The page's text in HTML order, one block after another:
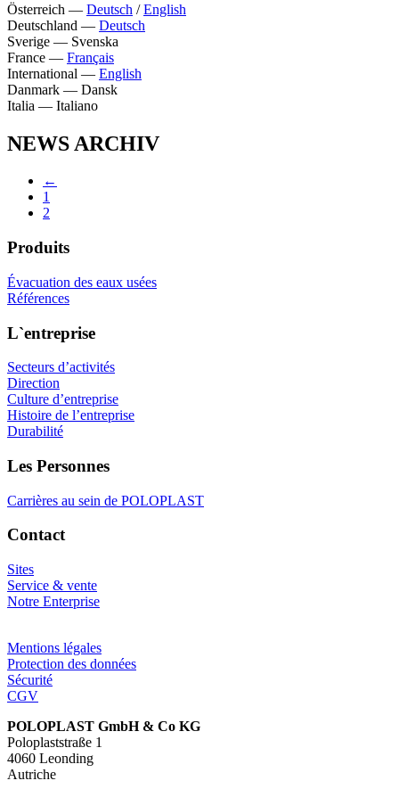
Österreich — Deutsch /English
Deutschland — Deutsch
Sverige — Svenska
France — Français
International — English
Danmark — Dansk
Italia — Italiano
NEWS ARCHIV
←
1
2
Produits
Évacuation des eaux usées
Références
L`entreprise
Secteurs d’activités
Direction
Culture d’entreprise
Histoire de l’entreprise
Durabilité
Les Personnes
Carrières au sein de POLOPLAST
Contact
Sites
Service & vente
Notre Enterprise
Mentions légales
Protection des données
Sécurité
CGV
POLOPLAST GmbH & Co KG
Poloplaststraße 1
4060 Leonding
Autriche